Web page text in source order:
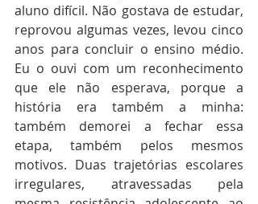
aluno difícil. Não gostava de estudar,
reprovou algumas vezes, levou cinco
anos para concluir o ensino médio.
Eu o ouvi com um reconhecimento
que ele não esperava, porque a
história era também a minha:
também demorei a fechar essa
etapa, também pelos mesmos
motivos. Duas trajetórias escolares
irregulares, atravessadas pela